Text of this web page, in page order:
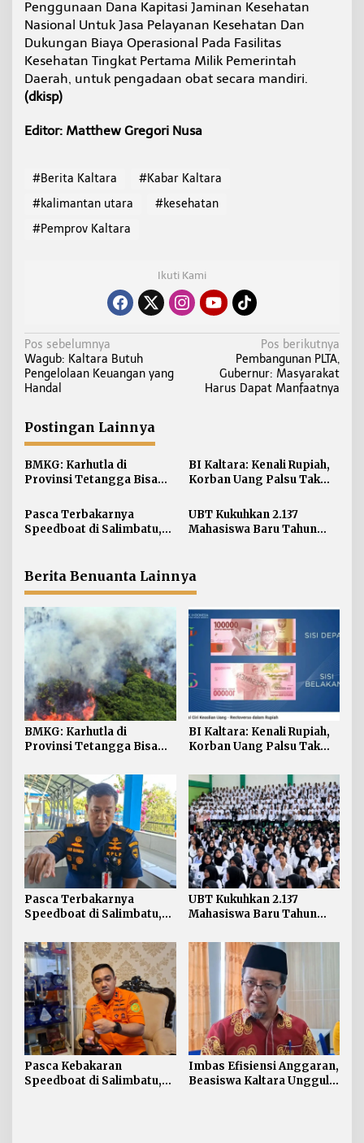
Penggunaan Dana Kapitasi Jaminan Kesehatan
Nasional Untuk Jasa Pelayanan Kesehatan Dan
Dukungan Biaya Operasional Pada Fasilitas
Kesehatan Tingkat Pertama Milik Pemerintah
Daerah, untuk pengadaan obat secara mandiri.
(dkisp)
Editor: Matthew Gregori Nusa
#Berita Kaltara
#Kabar Kaltara
#kalimantan utara
#kesehatan
#Pemprov Kaltara
Ikuti Kami
N
a
v
g
a
s
i
o
s
Pos sebelumnya
Wagub: Kaltara Butuh
Pengelolaan Keuangan yang
Handal
Pos berikutnya
Pembangunan PLTA,
Gubernur: Masyarakat
Harus Dapat Manfaatnya
Postingan Lainnya
BMKG: Karhutla di
Provinsi Tetangga Bisa
Kaltara
BI Kaltara: Kenali Rupiah,
Korban Uang Palsu Tak
Pasca Terbakarnya
Speedboat di Salimbatu,
Awak Kapal
UBT Kukuhkan 2.137
Mahasiswa Baru Tahun
Berita Benuanta Lainnya
BMKG: Karhutla di
Provinsi Tetangga Bisa
Kaltara
BI Kaltara: Kenali Rupiah,
Korban Uang Palsu Tak
Pasca Terbakarnya
Speedboat di Salimbatu,
Pengawasan dan Edukasi
Awak Kapal
UBT Kukuhkan 2.137
Mahasiswa Baru Tahun
Pasca Kebakaran
Speedboat di Salimbatu,
Imbas Efisiensi Anggaran,
Beasiswa Kaltara Unggul